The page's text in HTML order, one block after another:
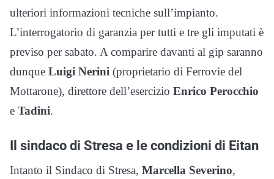
ulteriori informazioni tecniche sull’impianto.
L’interrogatorio di garanzia per tutti e tre gli imputati è
previso per sabato. A comparire davanti al gip saranno
dunque Luigi Nerini (proprietario di Ferrovie del
Mottarone), direttore dell’esercizio Enrico Perocchio
e Tadini.
Il sindaco di Stresa e le condizioni di Eitan
Intanto il Sindaco di Stresa, Marcella Severino,